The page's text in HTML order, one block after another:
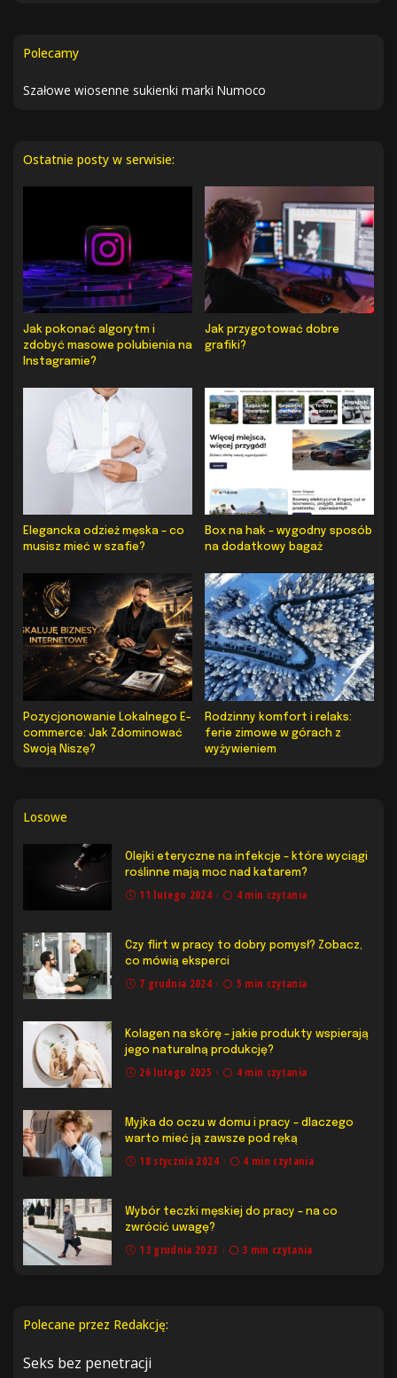
Polecamy
Szałowe wiosenne sukienki marki Numoco
Ostatnie posty w serwisie:
Jak pokonać algorytm i
zdobyć masowe polubienia na
Instagramie?
Jak przygotować dobre
grafiki?
Elegancka odzież męska – co
musisz mieć w szafie?
Box na hak – wygodny sposób
na dodatkowy bagaż
Pozycjonowanie Lokalnego E-
commerce: Jak Zdominować
Swoją Niszę?
Rodzinny komfort i relaks:
ferie zimowe w górach z
wyżywieniem
Losowe
Olejki eteryczne na infekcje – które wyciągi
roślinne mają moc nad katarem?
11 lutego 2024 4 min czytania
Czy flirt w pracy to dobry pomysł? Zobacz,
co mówią eksperci
7 grudnia 2024 5 min czytania
Kolagen na skórę – jakie produkty wspierają
jego naturalną produkcję?
26 lutego 2025 4 min czytania
Myjka do oczu w domu i pracy – dlaczego
warto mieć ją zawsze pod ręką
18 stycznia 2024 4 min czytania
Wybór teczki męskiej do pracy – na co
zwrócić uwagę?
13 grudnia 2023 3 min czytania
Polecane przez Redakcję:
Seks bez penetracji